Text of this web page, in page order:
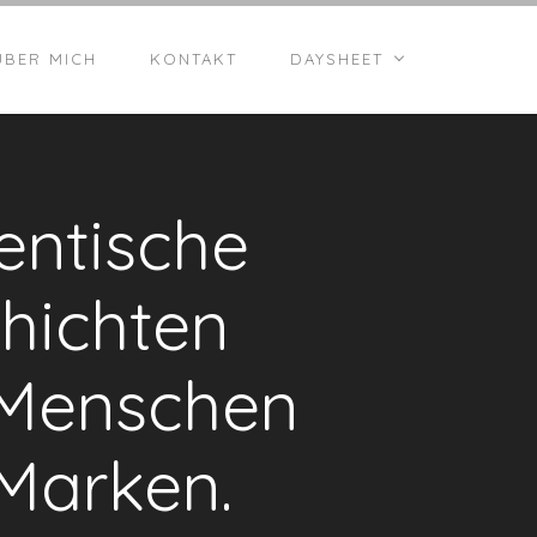
MICH KONTAKT DAYSHEET